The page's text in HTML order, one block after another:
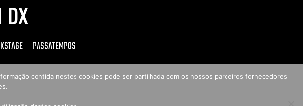
DX
PASSATEMPOS
em DX
contida nestes cookies pode ser partilhada com os nossos parceiros fornecedores